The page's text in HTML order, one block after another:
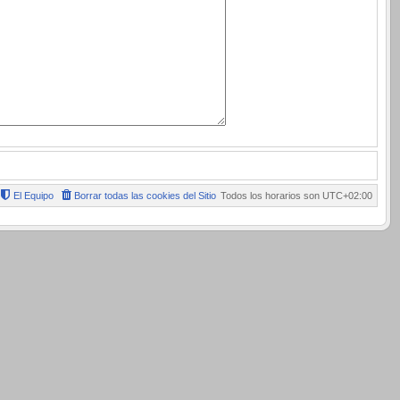
Todos los horarios son UTC+02:00
Borrar todas las cookies del Sitio
El Equipo